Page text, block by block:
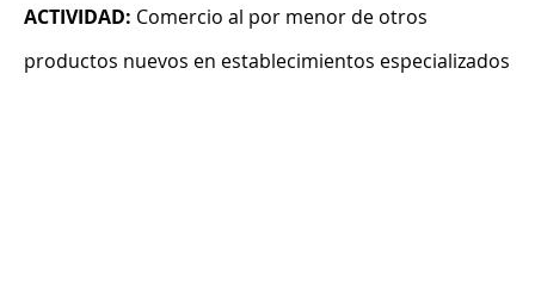
ACTIVIDAD: Comercio al por menor de otros
productos nuevos en establecimientos especializados